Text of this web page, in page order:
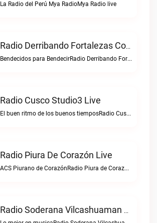
La Radio del Perú Mya RadioMya Radio live
Radio Derribando Fortalezas Con Cristo Live
Bendecidos para BendecirRadio Derribando Fortalezas con Cristo live
Radio Cusco Studio3 Live
El buen ritmo de los buenos tiemposRadio Cusco Studio3 live
Radio Piura De Corazón Live
ACS Piurano de CorazónRadio Piura de Corazón live
Radio Soderana Vilcashuaman Live